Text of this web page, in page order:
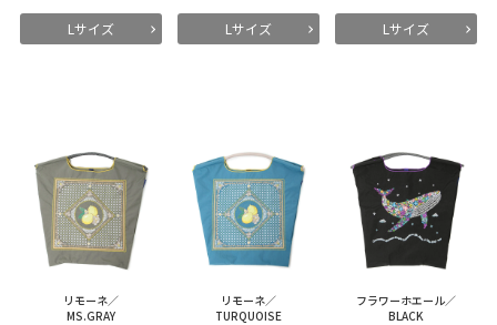
Lサイズ Lサイズ Lサイズ
リモーネ／
MS.GRAY
リモーネ／
TURQUOISE
フラワーホエール／
BLACK